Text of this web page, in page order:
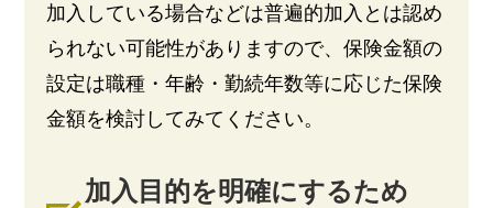
加入している場合などは普遍的加入とは認め
られない可能性がありますので、保険金額の
設定は職種・年齢・勤続年数等に応じた保険
金額を検討してみてください。
加入目的を明確にするため